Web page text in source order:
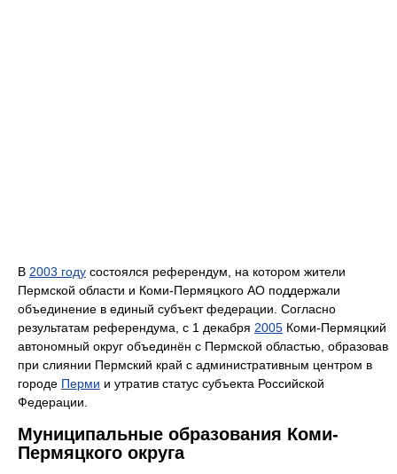
В 2003 году состоялся референдум, на котором жители
Пермской области и Коми-Пермяцкого АО поддержали
объединение в единый субъект федерации. Согласно
результатам референдума, с 1 декабря 2005 Коми-Пермяцкий
автономный округ объединён с Пермской областью, образовав
при слиянии Пермский край с административным центром в
городе Перми и утратив статус субъекта Российской
Федерации.
Муниципальные образования Коми-
Пермяцкого округа